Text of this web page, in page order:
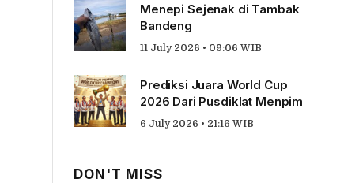
Menepi Sejenak di Tambak
Bandeng
11 July 2026 • 09:06 WIB
Prediksi Juara World Cup
2026 Dari Pusdiklat Menpim
6 July 2026 • 21:16 WIB
DON'T MISS